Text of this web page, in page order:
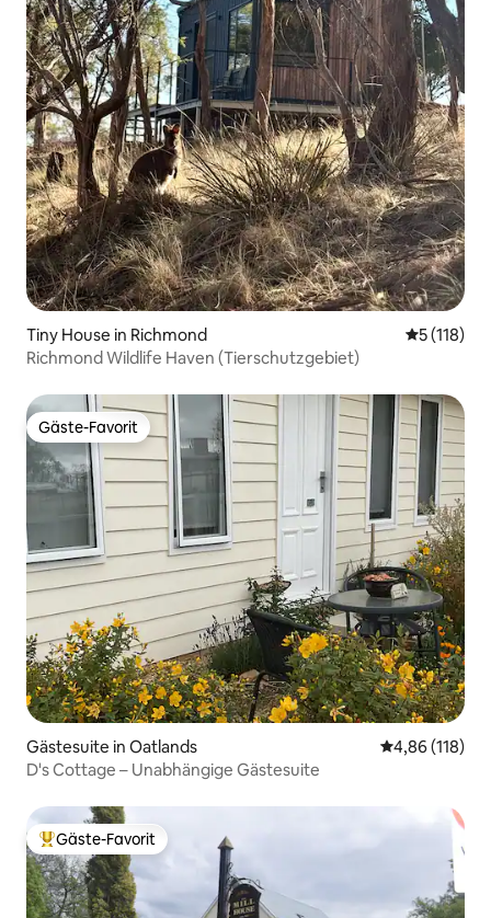
Tiny House in Richmond
5 (118)
Richmond Wildlife Haven (Tierschutzgebiet)
Gäste-Favorit
Gäste-Favorit
Gästesuite in Oatlands
4,86 (118)
D's Cottage – Unabhängige Gästesuite
Beliebter Gäste-Favorit.
Gäste-Favorit